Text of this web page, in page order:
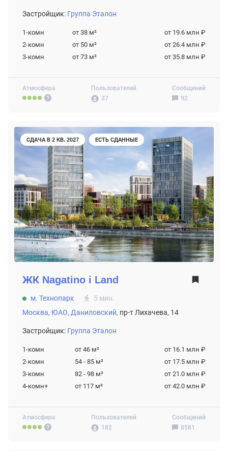
Атмосфера
Пользователей
37
Сообщений
92
Застройщик: Группа Эталон
1-комн от 38 м²
от 19.6 млн ₽
2-комн
от 50 м²
от 26.4 млн ₽
3-комн
от 73 м² от 35.8 млн ₽
СДАЧА В 2 КВ. 2027 ЕСТЬ СДАННЫЕ
Атмосфера
Пользователей
182
Сообщений
8581
ЖК Nagatino i Land
м. Технопарк
5 мин.
Москва, ЮАО, Даниловский, пр-т Лихачева, 14
Застройщик: Группа Эталон
1-комн от 46 м²
от 16.1 млн ₽
2-комн
54 - 85 м²
от 17.5 млн ₽
3-комн
82 - 98 м²
от 21.0 млн ₽
4-комн+
от 117 м² от 42.0 млн ₽